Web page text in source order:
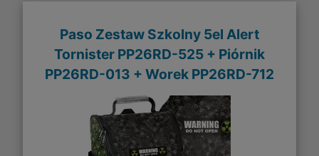
Paso Zestaw Szkolny 5el Alert
Tornister PP26RD-525 + Piórnik
PP26RD-013 + Worek PP26RD-712